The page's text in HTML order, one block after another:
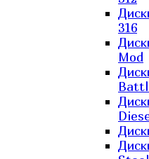
316
Mod